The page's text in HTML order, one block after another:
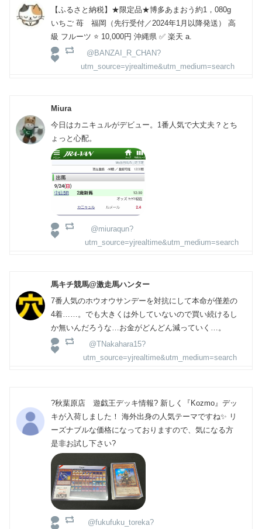
【ふるさと納税】★限定品★博多あまおう約1，080g
いちご 苺 福岡（先行受付／2024年1月以降発送） 高
級 フルーツ ⭐️ 10,000円 沖縄県 ✅ 楽天 a.
@BANZAI_R_CHAN?
utm_source=yjrealtime&utm_medium=search
Miura
今日はカニキュルがデビュー。1番人気で大丈夫？とち
ょっと心配。
@miuraqun?
utm_source=yjrealtime&utm_medium=search
馬キチ競馬@激走馬ハンター
7番人気のホウオウサンデーを対抗にして本命が僅差の
4着……。でも大きくは外していないので買い続けるし
か無いんだろうな…お金がどんどん減っていく…。
@TNakahara15?
utm_source=yjrealtime&utm_medium=search
?秋葉原店 遊戯王デッキ情報? 新しく『Kozmo』デッ
キが入荷しました！ 海外出身の人気テーマですね✨ リ
ーズナブルな価格になっておりますので、気になる方
是非お試し下さい?
@fukufuku_toreka?